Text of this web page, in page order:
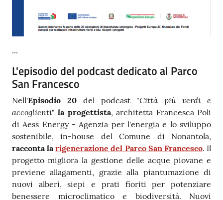
...
L'episodio del podcast dedicato al Parco
San Francesco
Nell'Episodio 20del podcast "Città più verdi e
accoglienti"la progettista, architetta Francesca Poli
di Aess Energy - Agenzia per l'energia e lo sviluppo
sostenibile, in-house del Comune di Nonantola,
racconta larigenerazione del Parco San Francesco. Il
progetto migliora la gestione delle acque piovane e
previene allagamenti, grazie alla piantumazione di
nuovi alberi, siepi e prati fioriti per potenziare
benessere microclimatico e biodiversità. Nuovi